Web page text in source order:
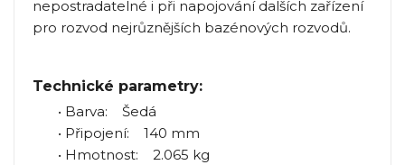
nepostradatelné i při napojování dalších zařízení
pro rozvod nejrůznějších bazénových rozvodů.
Technické parametry:
• Barva: Šedá
• Připojení: 140 mm
• Hmotnost: 2.065 kg